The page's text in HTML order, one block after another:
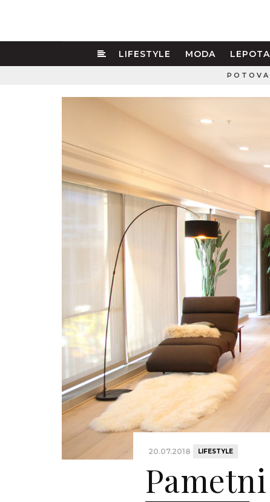
LIFESTYLE MODA
20.07.2018 LIFESTYLE